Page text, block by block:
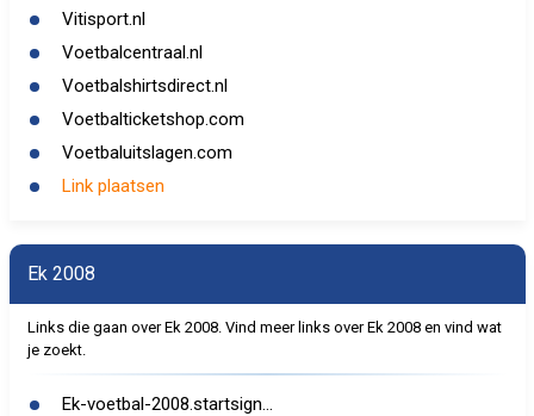
Vitisport.nl
Voetbalcentraal.nl
Voetbalshirtsdirect.nl
Voetbalticketshop.com
Voetbaluitslagen.com
Link plaatsen
Ek 2008
Links die gaan over Ek 2008. Vind meer links over Ek 2008 en vind wat
je zoekt.
Ek-voetbal-2008.startsign...